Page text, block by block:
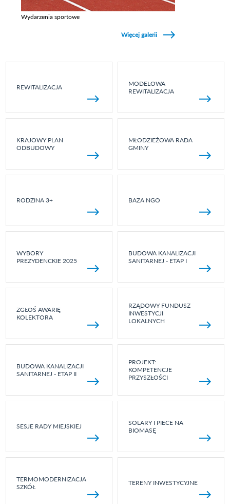
Wydarzenia sportowe
Więcej galerii
REWITALIZACJA
MODELOWA
REWITALIZACJA
KRAJOWY PLAN
ODBUDOWY
MŁODZIEŻOWA RADA
GMINY
RODZINA 3+ BAZA NGO
WYBORY
PREZYDENCKIE 2025
BUDOWA KANALIZACJI
SANITARNEJ - ETAP I
ZGŁOŚ AWARIĘ
KOLEKTORA
RZĄDOWY FUNDUSZ
INWESTYCJI
LOKALNYCH
BUDOWA KANALIZACJI
SANITARNEJ - ETAP II
PROJEKT:
KOMPETENCJE
PRZYSZŁOŚCI
SESJE RADY MIEJSKIEJ
SOLARY I PIECE NA
BIOMASĘ
TERMOMODERNIZACJA
SZKÓŁ
TERENY INWESTYCYJNE